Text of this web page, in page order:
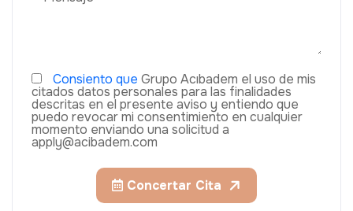
Consiento que Grupo Acıbadem el uso de mis
citados datos personales para las finalidades
descritas en el presente aviso y entiendo que
puedo revocar mi consentimiento en cualquier
momento enviando una solicitud a
apply@acibadem.com
Concertar Cita